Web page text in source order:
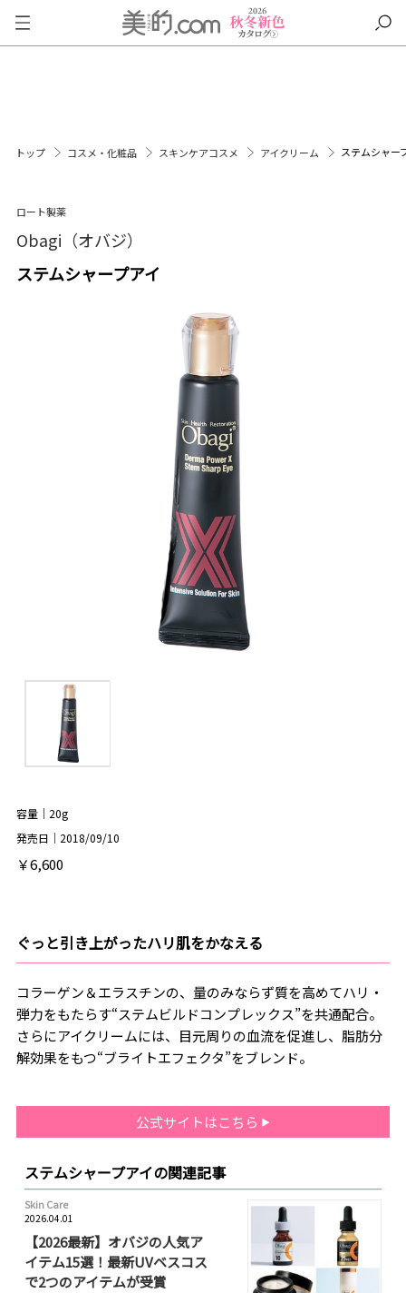
トップ コスメ・化粧品 スキンケアコスメ アイクリーム ステムシャー
ロート製薬
Obagi（オバジ）
ステムシャープアイ
容量｜20g
発売日｜2018/09/10
￥6,600
ぐっと引き上がったハリ肌をかなえる
コラーゲン＆エラスチンの、量のみならず質を高めてハリ・
弾力をもたらす“ステムビルドコンプレックス”を共通配合。
さらにアイクリームには、目元周りの血流を促進し、脂肪分
解効果をもつ“ブライトエフェクタ”をブレンド。
公式サイトはこちら
ステムシャープアイの関連記事
Skin Care
2026.04.01
【2026最新】オバジの人気ア
イテム15選！最新UVベスコス
で2つのアイテムが受賞